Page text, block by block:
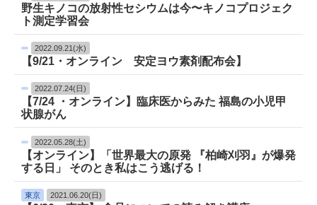
野生キノコの放射性セシウムは今〜キノコプロジェク
ト測定学習会
2022.09.21(水)
【9/21・オンライン 安定ヨウ素剤配布会】
2022.07.24(日)
【7/24 ・オンライン】臨床医からみた 福島の小児甲
状腺がん
2022.05.28(土)
【オンライン】「世界最大の原発 『柏崎刈羽』が爆発
する日」 そのとき私はこう逃げる！
東京 2021.06.20(日)